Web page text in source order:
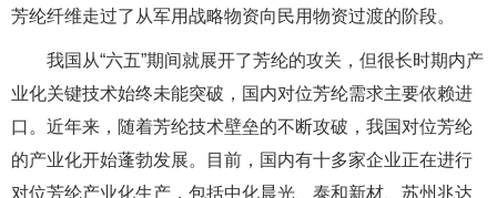
芳纶纤维走过了从军用战略物资向民用物资过渡的阶段。
我国从“六五”期间就展开了芳纶的攻关，但很长时期内产
业化关键技术始终未能突破，国内对位芳纶需求主要依赖进
口。近年来，随着芳纶技术壁垒的不断攻破，我国对位芳纶
的产业化开始蓬勃发展。目前，国内有十多家企业正在进行
对位芳纶产业化生产，包括中化晨光、泰和新材、苏州兆达